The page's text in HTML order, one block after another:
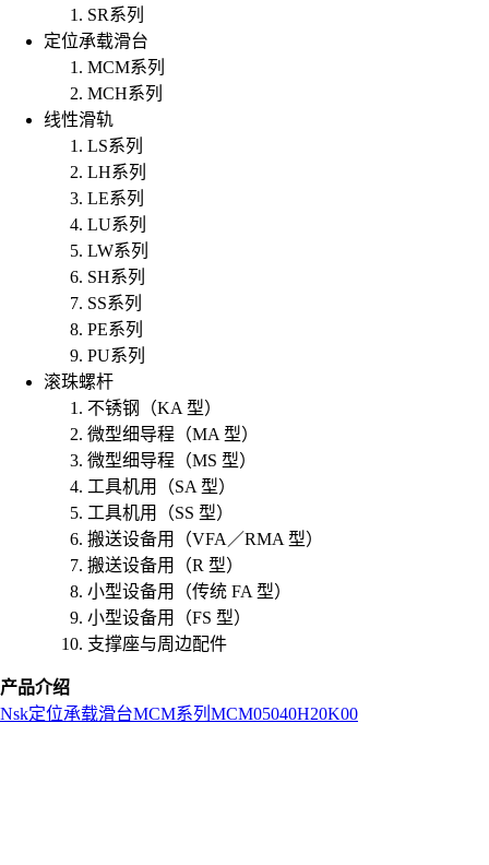
SR系列
定位承载滑台
MCM系列
MCH系列
线性滑轨
LS系列
LH系列
LE系列
LU系列
LW系列
SH系列
SS系列
PE系列
PU系列
滚珠螺杆
不锈钢（KA 型）
微型细导程（MA 型）
微型细导程（MS 型）
工具机用（SA 型）
工具机用（SS 型）
搬送设备用（VFA／RMA 型）
搬送设备用（R 型）
小型设备用（传统 FA 型）
小型设备用（FS 型）
支撑座与周边配件
产品介绍
Nsk定位承载滑台MCM系列 MCM05040H20K00